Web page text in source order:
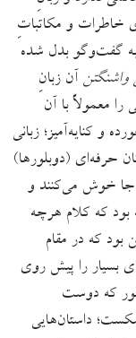
خاطرات و مکاتباتِ
به گفت‌وگو بدل شده
آن زبانِ
معمولاً با آن
و کنایه‌آمیز؛ زبانی
حرفه‌ای (دوبلورها)
خوش می‌کنند و
بود که کلام هرچه
بود که در مقام
بسیار را پیش روی
که دوست
داستان‌هایی